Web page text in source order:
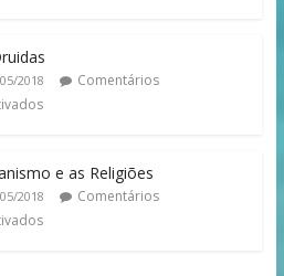
2018
Comentários
e as Religiões
2018
Comentários